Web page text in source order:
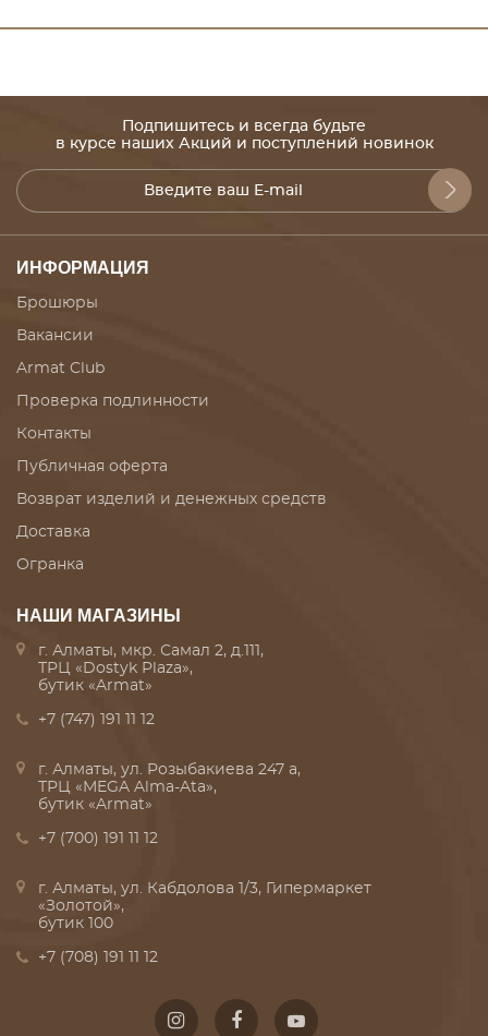
Подпишитесь и всегда будьте
в курсе наших Акций и поступлений новинок
ИНФОРМАЦИЯ
Брошюры
Вакансии
Armat Club
Проверка подлинности
Контакты
Публичная оферта
Возврат изделий и денежных средств
Доставка
Огранка
НАШИ МАГАЗИНЫ
г. Алматы, мкр. Самал 2, д.111,
ТРЦ «Dostyk Plaza»,
бутик «Armat»
+7 (747) 191 11 12
г. Алматы, ул. Розыбакиева 247 а,
ТРЦ «MEGA Alma-Ata»,
бутик «Armat»
+7 (700) 191 11 12
г. Алматы, ул. Кабдолова 1/3, Гипермаркет
«Золотой»,
бутик 100
+7 (708) 191 11 12